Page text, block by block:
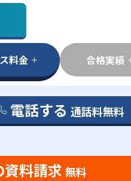
料金 合格実績
電話する 通話料無料
料請求 無料